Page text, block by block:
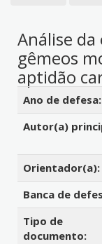
Análise da
gêmeos
aptidão
Detalhes
Ano de defesa:
Autor(a)
Orientador(a):
Banca de
Tipo de
documento: